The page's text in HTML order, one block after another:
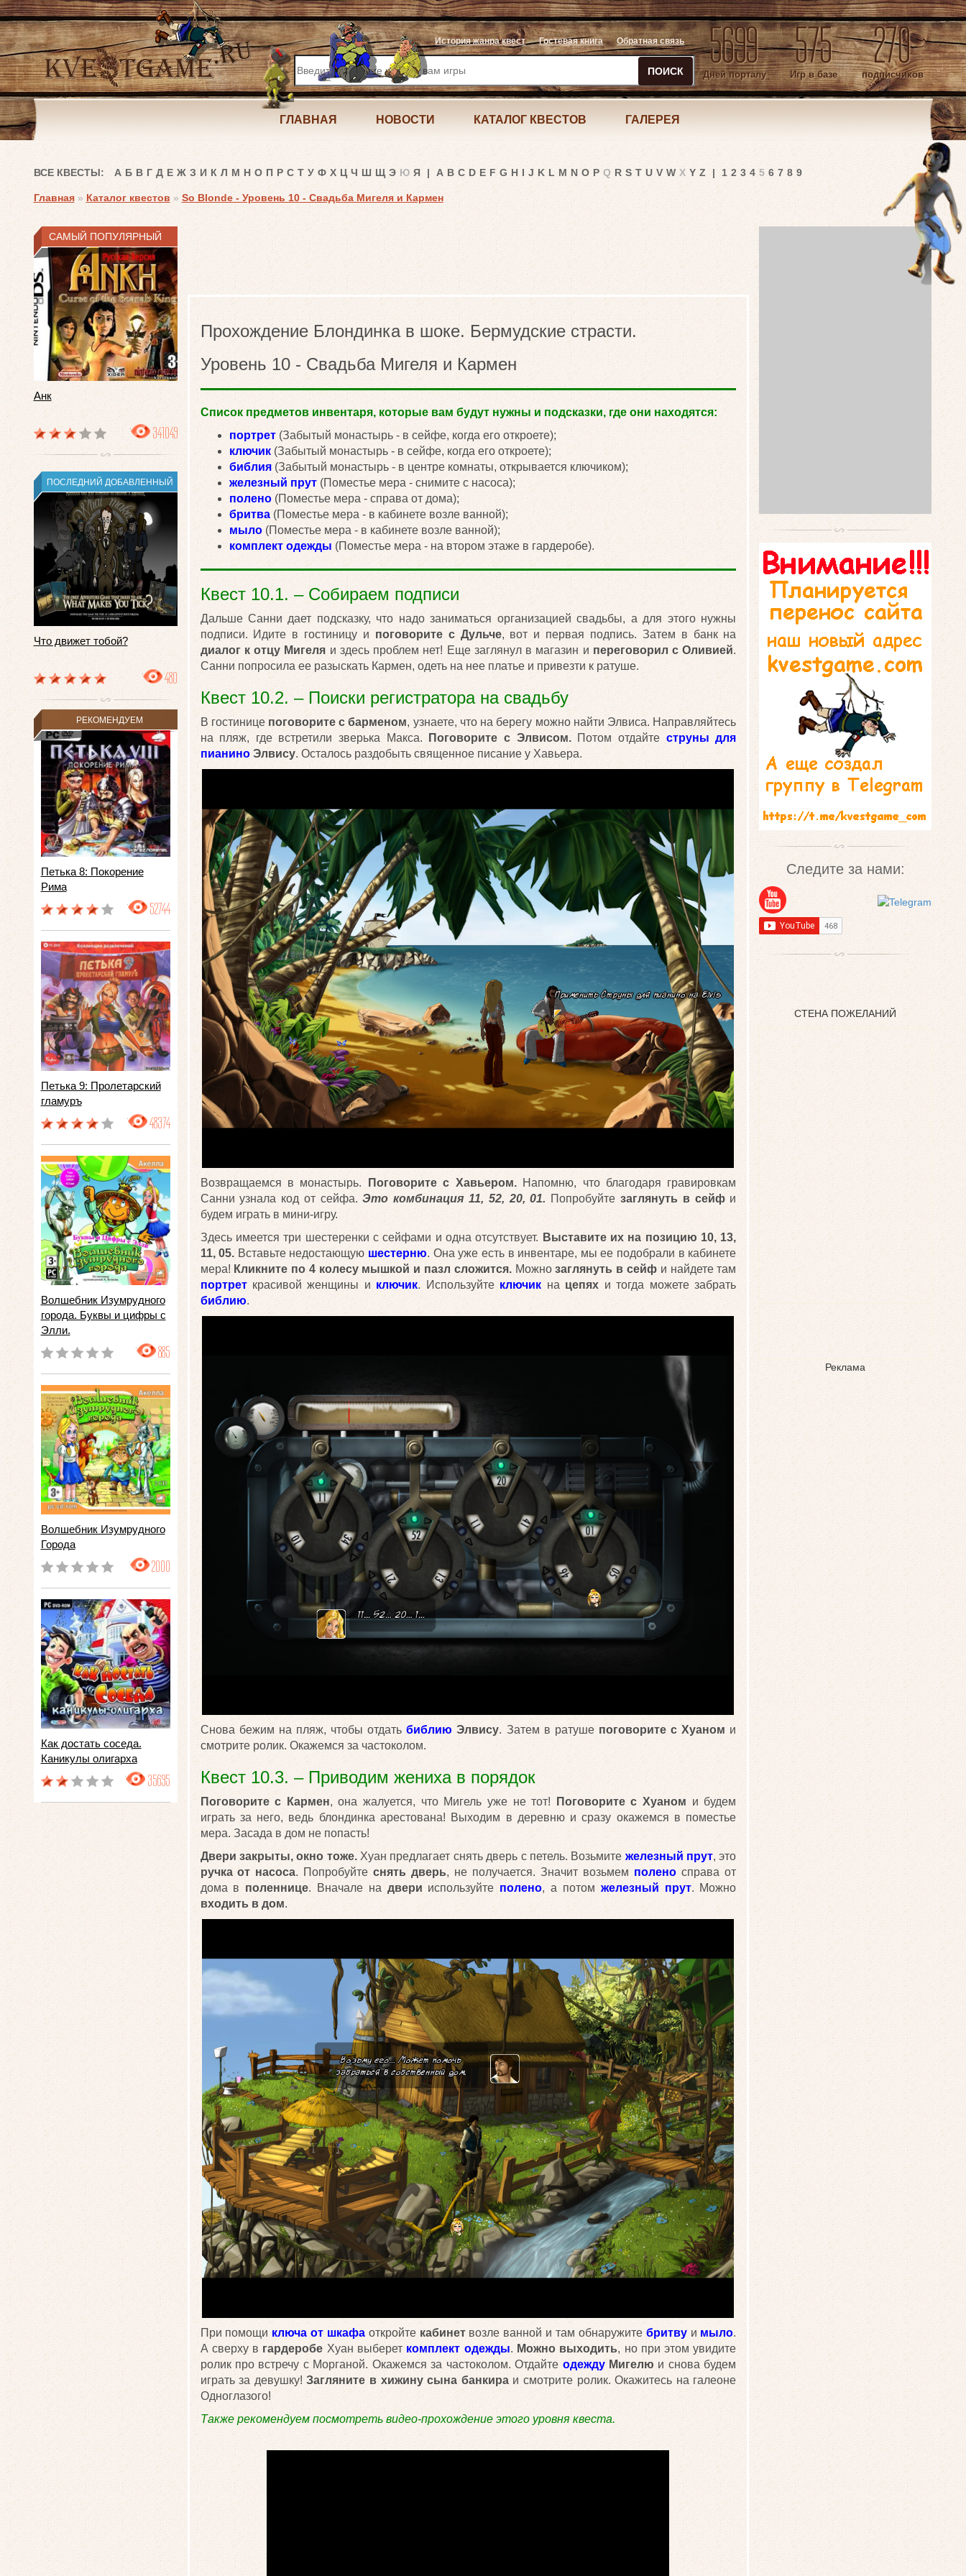
История жанра квест Гостевая книга Обратная связь
ПОИСК 5699
Дней порталу 575
Игр в базе 270
подписчиков
ГЛАВНАЯ НОВОСТИ КАТАЛОГ КВЕСТОВ ГАЛЕРЕЯ
ВСЕ КВЕСТЫ: А Б В Г Д Е Ж З И К Л М Н О П Р С Т У Ф Х Ц Ч Ш Щ Э Ю Я | A B C D E F G H I J K L M N O P Q R S T U V W X Y Z | 1 2 3 4 5 6 7 8 9
Главная » Каталог квестов » So Blonde - Уровень 10 - Свадьба Мигеля и Кармен
САМЫЙ ПОПУЛЯРНЫЙ
Анк
341049
ПОСЛЕДНИЙ ДОБАВЛЕННЫЙ
Что движет тобой?
480
РЕКОМЕНДУЕМ
Петька 8: Покорение
Рима
52744
Петька 9: Пролетарский
гламуръ
48374
Волшебник Изумрудного
города. Буквы и цифры с
Элли.
885
Волшебник Изумрудного
Города
2000
Как достать соседа.
Каникулы олигарха
35695
Прохождение Блондинка в шоке. Бермудские страсти.
Уровень 10 - Свадьба Мигеля и Кармен
Список предметов инвентаря, которые вам будут нужны и подсказки, где они находятся:
портрет(Забытый монастырь - в сейфе, когда его откроете);
ключик(Забытый монастырь - в сейфе, когда его откроете);
библия(Забытый монастырь - в центре комнаты, открывается ключиком);
железный прут(Поместье мера - снимите с насоса);
полено(Поместье мера - справа от дома);
бритва(Поместье мера - в кабинете возле ванной);
мыло(Поместье мера - в кабинете возле ванной);
комплект одежды (Поместье мера - на втором этаже в гардеробе).
Квест 10.1. – Собираем подписи
Дальше Санни дает подсказку, что надо заниматься организацией свадьбы, а для этого нужны
подписи. Идите в гостиницу и поговорите с Дульче, вот и первая подпись. Затем в банк на
диалог к отцу Мигеля и здесь проблем нет! Еще заглянул в магазин и переговорил с Оливией.
Санни попросила ее разыскать Кармен, одеть на нее платье и привезти к ратуше.
Квест 10.2. – Поиски регистратора на свадьбу
В гостинице поговорите с барменом, узнаете, что на берегу можно найти Элвиса. Направляйтесь
на пляж, где встретили зверька Макса.
Поговорите с Элвисом.Потом отдайте струны для
пианино Элвису. Осталось раздобыть священное писание у Хавьера.
Возвращаемся в монастырь. Поговорите с Хавьером.Напомню, что благодаря гравировкам
Санни узнала код от сейфа.Это комбинация 11, 52, 20, 01. Попробуйтезаглянуть в сейфи
будем играть в мини-игру.
Здесь имеется три шестеренки с сейфами и одна отсутствует. Выставите их на позицию 10, 13,
11, 05. Вставьте недостающую шестерню. Она уже есть в инвентаре, мы ее подобрали в кабинете
мера! Кликните по 4 колесу мышкой и пазл сложится.Можнозаглянуть в сейф и найдете там
портреткрасивой женщины и ключик. Используйте ключик на цепях и тогда можете забрать
библию.
Снова бежим на пляж, чтобы отдатьбиблию Элвису. Затем в ратуше поговорите с Хуаном и
смотрите ролик. Окажемся за частоколом.
Квест 10.3. – Приводим жениха в порядок
Поговорите с Кармен, она жалуется, что Мигель уже не тот! Поговорите с Хуаном и будем
играть за него, ведь блондинка арестована! Выходим в деревню и сразу окажемся в поместье
мера. Засада в дом не попасть!
Двери закрыты, окно тоже.Хуан предлагает снять дверь с петель. Возьмите железный прут, это
ручка от насоса. Попробуйтеснять дверь, не получается. Значит возьмем полено справа от
дома в поленнице. Вначале на двери используйте полено, а потом железный прут. Можно
входить в дом.
При помощи ключа от шкафаоткройте кабинетвозле ванной и там обнаружите бритвуи мыло.
А сверху в гардеробе Хуан выберет комплект одежды. Можно выходить, но при этом увидите
ролик про встречу с Морганой. Окажемся за частоколом. Отдайте одежду Мигелю и снова будем
играть за девушку!Загляните в хижину сына банкираи смотрите ролик. Окажитесь на галеоне
Одноглазого!
Также рекомендуем посмотреть видео-прохождение этого уровня квеста.
Следите за нами:
СТЕНА ПОЖЕЛАНИЙ
Реклама